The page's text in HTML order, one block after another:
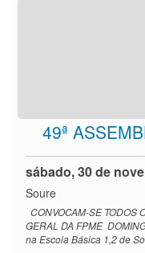
49ª
sábado, 30 de
Soure
CONVOCAM-SE TODOS
GERAL DA FPME
na Escola Básica 1,2 de